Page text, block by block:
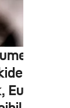
edo